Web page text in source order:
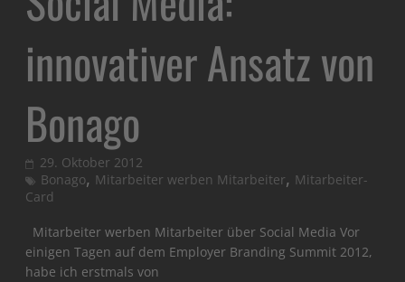
innovativer Ansatz von
Bonago
29. Oktober 2012
Bonago, Mitarbeiter werben Mitarbeiter, Mitarbeiter-
Card
Mitarbeiter werben Mitarbeiter über Social Media Vor
einigen Tagen auf dem Employer Branding Summit 2012,
habe ich erstmals von